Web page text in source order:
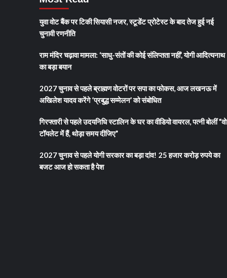
युवा वोट बैंक पर टिकी सियासी नजर, स्टूडेंट प्रोटेस्ट के बाद तेज हुई नई
चुनावी रणनीति
राम मंदिर चढ़ावा मामला: ‘साधु-संतों की कोई संलिप्तता नहीं’, योगी आदित्यनाथ
का बड़ा बयान
2027 चुनाव से पहले ब्राह्मण वोटरों पर सपा का फोकस, आज लखनऊ में
अखिलेश यादव करेंगे ‘प्रबुद्ध सम्मेलन’ को संबोधित
गिरफ्तारी से पहले उदयनिधि स्टालिन के घर का वीडियो वायरल, पत्नी बोलीं “वो
टॉयलेट में हैं, थोड़ा समय दीजिए”
2027 चुनाव से पहले योगी सरकार का बड़ा दांव! 25 हजार करोड़ रुपये का
बजट आज हो सकता है पेश